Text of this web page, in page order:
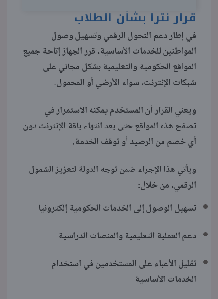
قرار نترا بشأن الطلاب
في إطار دعم التحول الرقمي وتسهيل وصول
المواطنين للخدمات الأساسية، قرر الجهاز إتاحة جميع
المواقع الحكومية والتعليمية بشكل مجاني على
شبكات الإنترنت، سواء الأرضي أو المحمول.
ويعني القرار أن المستخدم يمكنه الاستمرار في
تصفح هذه المواقع حتى بعد انتهاء باقة الإنترنت دون
أي خصم من الرصيد أو توقف الخدمة.
ويأتي هذا الإجراء ضمن توجه الدولة لتعزيز الشمول
الرقمي، من خلال:
تسهيل الوصول إلى الخدمات الحكومية إلكترونيا
دعم العملية التعليمية والمنصات الدراسية
تقليل الأعباء على المستخدمين في استخدام
الخدمات الأساسية